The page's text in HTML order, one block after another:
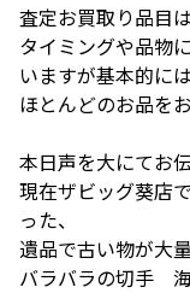
査定お買取り品目
タイミングや品物
いますが基本的には
ほとんどのお品を
本日声を大にてお
現在ザビッグ葵店
った、
遺品で古い物が大
バラバラの切手